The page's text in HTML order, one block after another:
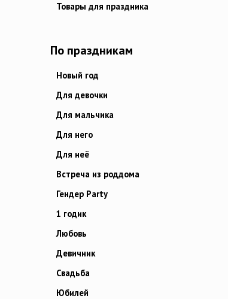
Товары для праздника
По праздникам
Новый год
Для девочки
Для мальчика
Для него
Для неё
Встреча из роддома
Гендер Party
1 годик
Любовь
Девичник
Свадьба
Юбилей